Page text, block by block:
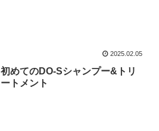
2025.02.05
初めてのDO-Sシャンプー&トリ
ートメント